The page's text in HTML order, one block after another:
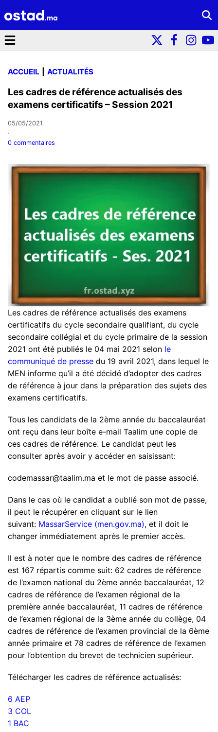
ACCUEIL ACTUALITÉS
Les cadres de référence actualisés des
examens certificatifs – Session 2021
05/05/2021
·
0 commentaires
Les cadres de référence actualisés des examens
certificatifs du cycle secondaire qualifiant, du cycle
secondaire collégial et du cycle primaire de la session
2021 ont été publiés le 04 mai 2021 selon le
communiqué de presse du 19 avril 2021, dans lequel le
MEN informe qu’il a été décidé d’adopter des cadres
de référence à jour dans la préparation des sujets des
examens certificatifs.
Tous les candidats de la 2ème année du baccalauréat
ont reçu dans leur boîte e-mail Taalim une copie de
ces cadres de référence. Le candidat peut les
consulter après avoir y accéder en saisissant:
codemassar@taalim.ma et le mot de passe associé.
Dans le cas où le candidat a oublié son mot de passe,
il peut le récupérer en cliquant sur le lien
suivant: MassarService (men.gov.ma), et il doit le
changer immédiatement après le premier accès.
Il est à noter que le nombre des cadres de référence
est 167 répartis comme suit: 62 cadres de référence
de l’examen national du 2ème année baccalauréat, 12
cadres de référence de l’examen régional de la
première année baccalauréat, 11 cadres de référence
de l’examen régional de la 3ème année du collège, 04
cadres de référence de l’examen provincial de la 6ème
année primaire et 78 cadres de référence de l’examen
pour l’obtention du brevet de technicien supérieur.
Télécharger les cadres de référence actualisés:
6 AEP
3 COL
1 BAC